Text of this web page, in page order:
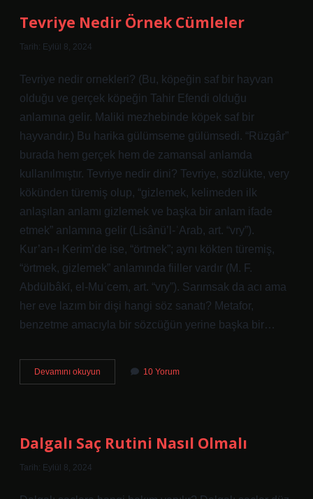
Tevriye Nedir Örnek Cümleler
Tarih: Eylül 8, 2024
Tevriye nedir ornekleri? (Bu, köpeğin saf bir hayvan
olduğu ve gerçek köpeğin Tahir Efendi olduğu
anlamına gelir. Maliki mezhebinde köpek saf bir
hayvandır.) Bu harika gülümseme gülümsedi. “Rüzgâr”
burada hem gerçek hem de zamansal anlamda
kullanılmıştır. Tevriye nedir dini? Tevriye, sözlükte, very
kökünden türemiş olup, “gizlemek, kelimeden ilk
anlaşılan anlamı gizlemek ve başka bir anlam ifade
etmek” anlamına gelir (Lisânü’l-ʿArab, art. “vry”).
Kur’an-ı Kerim’de ise, “örtmek”; aynı kökten türemiş,
“örtmek, gizlemek” anlamında fiiller vardır (M. F.
Abdülbâkī, el-Muʿcem, art. “vry”). Sarımsak da acı ama
her eve lazım bir dişi hangi söz sanatı? Metafor,
benzetme amacıyla bir sözcüğün yerine başka bir…
Devamını okuyun
Nedir
10 Yorum
Dalgalı Saç Rutini Nasıl Olmalı
Tarih: Eylül 8, 2024